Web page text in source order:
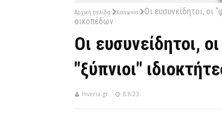
Αρχική σελίδα Κοινωνία
Οι ευσυνείδητοι, οι
οικοπέδων
Οι ευσυνείδητοι,
"ξύπνιοι"
Inveria.gr 8.8.23